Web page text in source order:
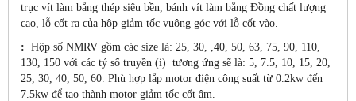
trục vít làm bằng thép siêu bền, bánh vít làm bằng Đồng chất lượng
cao, lỗ cốt ra của hộp giảm tốc vuông góc với lỗ cốt vào.
: Hộp số NMRV gồm các size là: 25, 30, ,40, 50, 63, 75, 90, 110,
130, 150 với các tỷ số truyền (i) tương ứng sẽ là: 5, 7.5, 10, 15, 20,
25, 30, 40, 50, 60. Phù hợp lắp motor điện công suất từ 0.2kw đến
7.5kw để tạo thành motor giảm tốc cốt âm.